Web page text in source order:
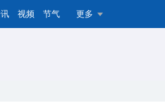
视频 节气 更多